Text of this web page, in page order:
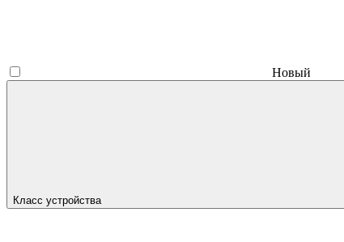
Новый
Класс устройства